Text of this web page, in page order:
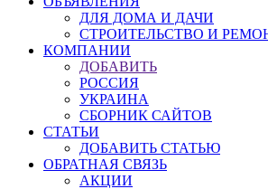
ДЛЯ ДОМА И ДАЧИ
СТРОИТЕЛЬСТВО И
КОМПАНИИ
ДОБАВИТЬ
РОССИЯ
УКРАИНА
СБОРНИК САЙТОВ
СТАТЬИ
ДОБАВИТЬ СТАТЬЮ
ОБРАТНАЯ СВЯЗЬ
АКЦИИ